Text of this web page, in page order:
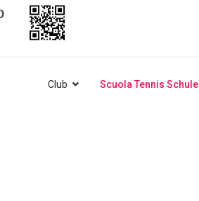
Club Scuola Tennis Schule